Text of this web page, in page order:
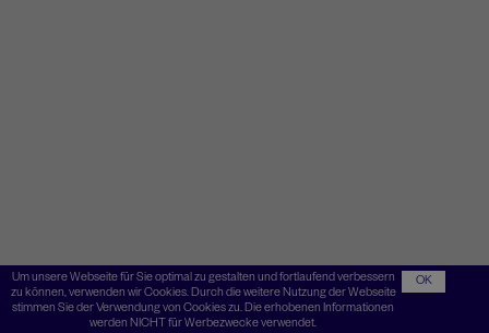
Um unsere Webseite für Sie optimal zu gestalten und fortlaufend verbessern
zu können, verwenden wir Cookies. Durch die weitere Nutzung der Webseite
stimmen Sie der Verwendung von Cookies zu. Die erhobenen Informationen
werden NICHT für Werbezwecke verwendet.
OK